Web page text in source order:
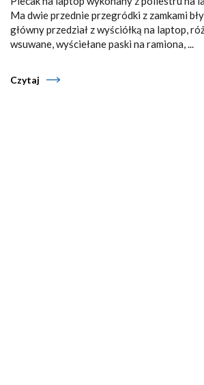
Ma dwie przednie przegródki z zamkami
główny przedział z wyściółką na laptop,
wsuwane, wyściełane paski na ramiona, ...
Czytaj